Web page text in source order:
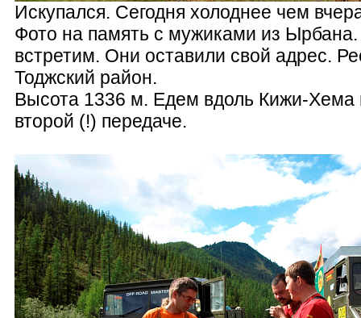
Искупался. Сегодня холоднее чем
Фото на память с мужиками из
встретим. Они оставили свой адрес.
Тоджский район.
Высота 1336 м. Едем вдоль Кижи-Хема
второй (!) передаче.